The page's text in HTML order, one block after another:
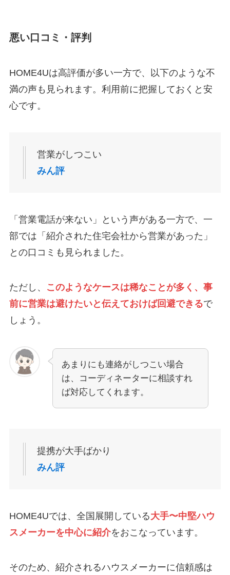
悪い口コミ・評判
HOME4Uは高評価が多い一方で、以下のような不
満の声も見られます。利用前に把握しておくと安
心です。
営業がしつこい
みん評
「営業電話が来ない」という声がある一方で、一
部では「紹介された住宅会社から営業があった」
との口コミも見られました。
ただし、
このようなケースは稀なことが多く、事
前に営業は避けたいと伝えておけば回避できるで
しょう。
あまりにも連絡がしつこい場合
は、コーディネーターに相談すれ
ば対応してくれます。
提携が大手ばかり
みん評
HOME4Uでは、全国展開している大手〜中堅ハウ
スメーカーを中心に紹介をおこなっています。
そのため、紹介されるハウスメーカーに信頼感は